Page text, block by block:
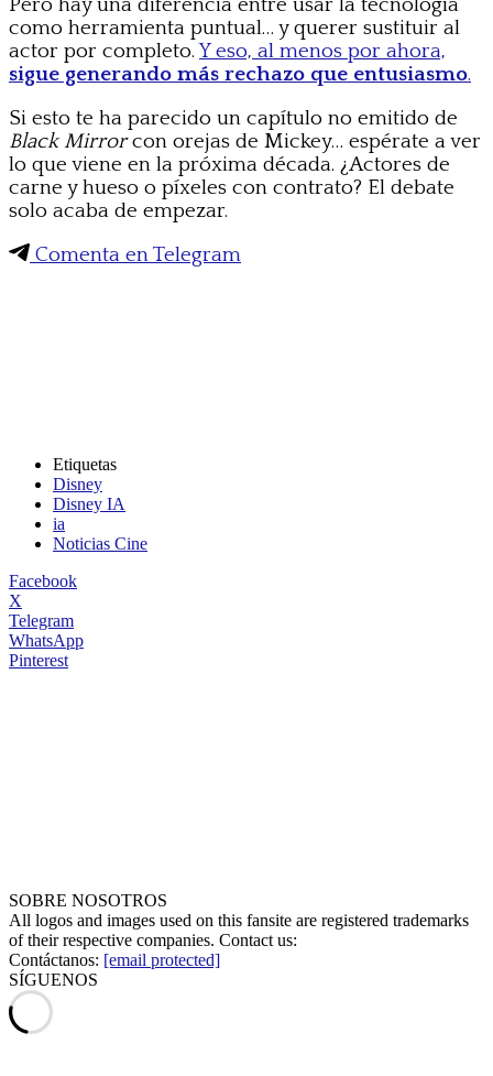
Pero hay una diferencia entre usar la tecnología
como herramienta puntual… y querer sustituir al
actor por completo.Y eso, al menos por ahora,
sigue generando más rechazo que entusiasmo.
Si esto te ha parecido un capítulo no emitido de
Black Mirrorcon orejas de Mickey… espérate a ver
lo que viene en la próxima década. ¿Actores de
carne y hueso o píxeles con contrato? El debate
solo acaba de empezar.
Comenta en Telegram
Etiquetas
Disney
Disney IA
ia
Noticias Cine
Facebook
X
Telegram
WhatsApp
Pinterest
SOBRE NOSOTROS
All logos and images used on this fansite are registered trademarks
of their respective companies. Contact us:
Contáctanos: [email protected]
SÍGUENOS